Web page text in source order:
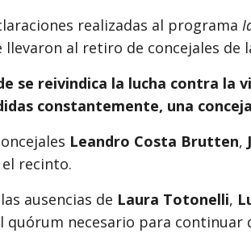
realizadas al programa
al retiro de concejales de
se reivindica la lucha contra la
constantemente, una
Leandro Costa Brutten,
recinto.
ausencias de Laura Totonelli,
quórum necesario para continuar